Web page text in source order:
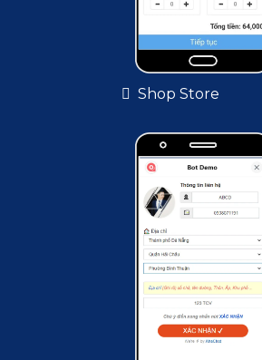
Shop Store